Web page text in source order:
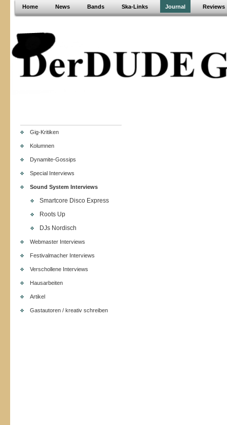
Home News Bands Ska-Links Journal Reviews
Gig-Kritiken
Kolumnen
Dynamite-Gossips
Special Interviews
Sound System Interviews
Smartcore Disco Express
Roots Up
DJs Nordisch
Webmaster Interviews
Festivalmacher Interviews
Verschollene Interviews
Hausarbeiten
Artikel
Gastautoren / kreativ schreiben